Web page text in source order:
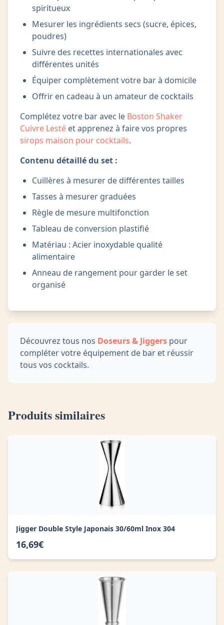
spiritueux
Mesurer les ingrédients secs (sucre, épices,
poudres)
Suivre des recettes internationales avec
différentes unités
Équiper complètement votre bar à domicile
Offrir en cadeau à un amateur de cocktails
Complétez votre bar avec le Boston Shaker
Cuivre Lesté et apprenez à faire vos propres
sirops maison pour cocktails.
Contenu détaillé du set :
Cuillères à mesurer de différentes tailles
Tasses à mesurer graduées
Règle de mesure multifonction
Tableau de conversion plastifié
Matériau : Acier inoxydable qualité
alimentaire
Anneau de rangement pour garder le set
organisé
Découvrez tous nos Doseurs & Jiggers pour
compléter votre équipement de bar et réussir
tous vos cocktails.
Produits similaires
Jigger Double Style Japonais 30/60ml Inox 304
16,69€